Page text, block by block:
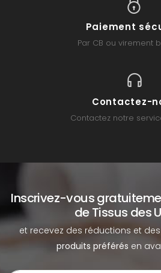
Paiement
Par CB ou virement
Contactez-
Contactez notre
Inscrivez-vous
de Tissus des
et recevez des réductions et
produits préférés en